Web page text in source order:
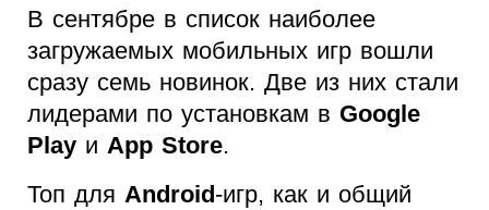
В сентябре в список наиболее
загружаемых мобильных игр вошли
сразу семь новинок. Две из них стали
лидерами по установкам в Google
Play и App Store.
Топ для Android -игр, как и общий